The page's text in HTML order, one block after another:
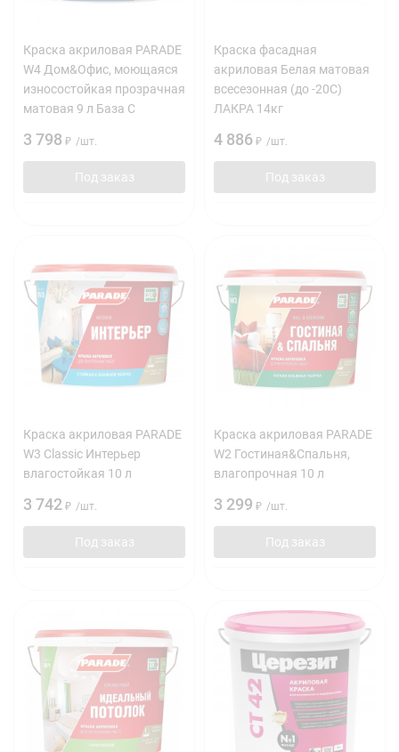
Краска акриловая PARADE
W4 Дом&Офис, моющаяся
износостойкая прозрачная
матовая 9 л База C
3 798 ₽ /шт.
Под заказ
Краска фасадная
акриловая Белая матовая
всесезонная (до -20C)
ЛАКРА 14кг
4 886 ₽ /шт.
Под заказ
Краска акриловая PARADE
W3 Classic Интерьер
влагостойкая 10 л
3 742 ₽ /шт.
Под заказ
Краска акриловая PARADE
W2 Гостиная&Спальня,
влагопрочная 10 л
3 299 ₽ /шт.
Под заказ